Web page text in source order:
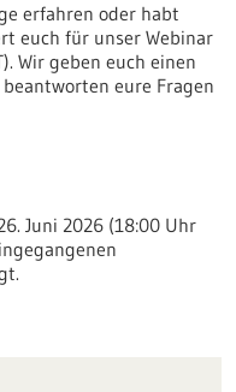
erfahren oder habt
euch für unser Webinar
Wir geben euch einen
eure Fragen
Juni 2026 (18:00 Uhr